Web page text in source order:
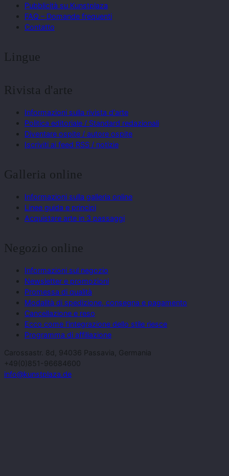
Pubblicità su Kunstplaza
FAQ – Domande frequenti
Contatto
Lingue
Rivista d'arte
Informazioni sulla rivista d'arte
Politica editoriale / Standard redazionali
Diventare ospite / autore ospite
Iscriviti ai feed RSS / notizie
Galleria online
Informazioni sulla galleria online
Linee guida e principi
Acquistare arte in 3 passaggi
Negozio online
Informazioni sul negozio
Newsletter e promozioni
Promessa di qualità
Modalità di spedizione, consegna e pagamento
Cancellazione e reso
Ecco come l'integrazione dello stile riesce
Programma di affiliazione
Carossastr. 8d, 94036 Passavia, Germania
+49(0)851-96684600
info@kunstplaza.de